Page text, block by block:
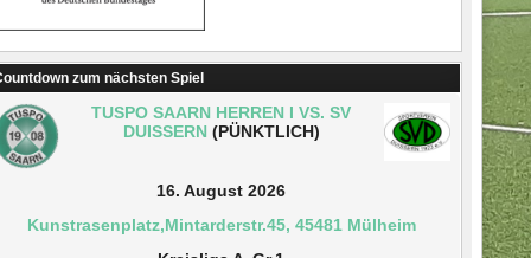
zum nächsten Spiel
TUSPO SAARN HERREN I VS. SV
DUISSERN(PÜNKTLICH)
16. August 2026
Kunstrasenplatz,Mintarderstr.45, 45481 Mülheim